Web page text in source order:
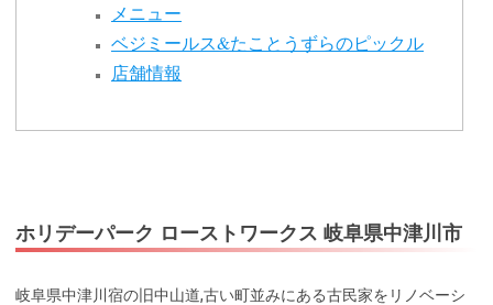
メニュー
ベジミールス&たことうずらのピックル
店舗情報
ホリデーパーク ローストワークス 岐阜県中津川市
岐阜県中津川宿の旧中山道,古い町並みにある古民家をリノベーシ